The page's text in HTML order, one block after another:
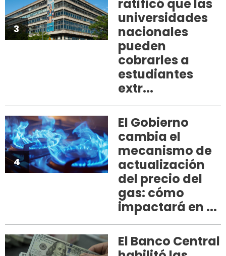
3
ratificó que las
universidades
nacionales
pueden
cobrarles a
estudiantes
extr...
4
El Gobierno
cambia el
mecanismo de
actualización
del precio del
gas: cómo
impactará en ...
El Banco Central